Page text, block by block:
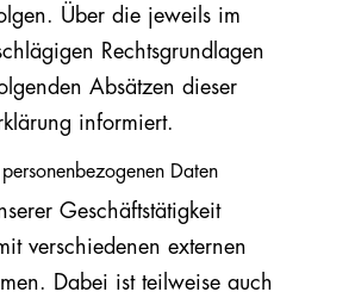
Über die jeweils im
Rechtsgrundlagen
Absätzen dieser
informiert.
Daten
Geschäftstätigkeit
verschiedenen externen
Dabei ist teilweise auch